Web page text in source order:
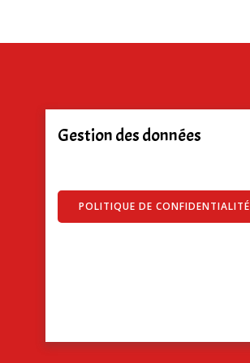
Gestion des données
POLITIQUE DE CONFIDENTIALITÉ